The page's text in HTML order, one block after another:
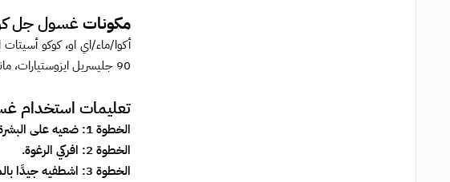
مكوناتغسول جل
أكوا/ماء/اي او، كوكو
90 جليسريل ايزوستيارات، مانيتوت ،،،،،،،، L، لوريث-2، رامنوز، فروكتوليغوساكاريد، توكوفيرول، جليسيريد النخيل المهدرج، الليسيتين، بالميتات الأسكوربيل.
تعليمات استخدام
الخطوة 1: ضعيه على البشرة المبللة.
الخطوة 2: افركي الرغوة.
الخطوة 3: اشطفيه جيدًا بالماء.